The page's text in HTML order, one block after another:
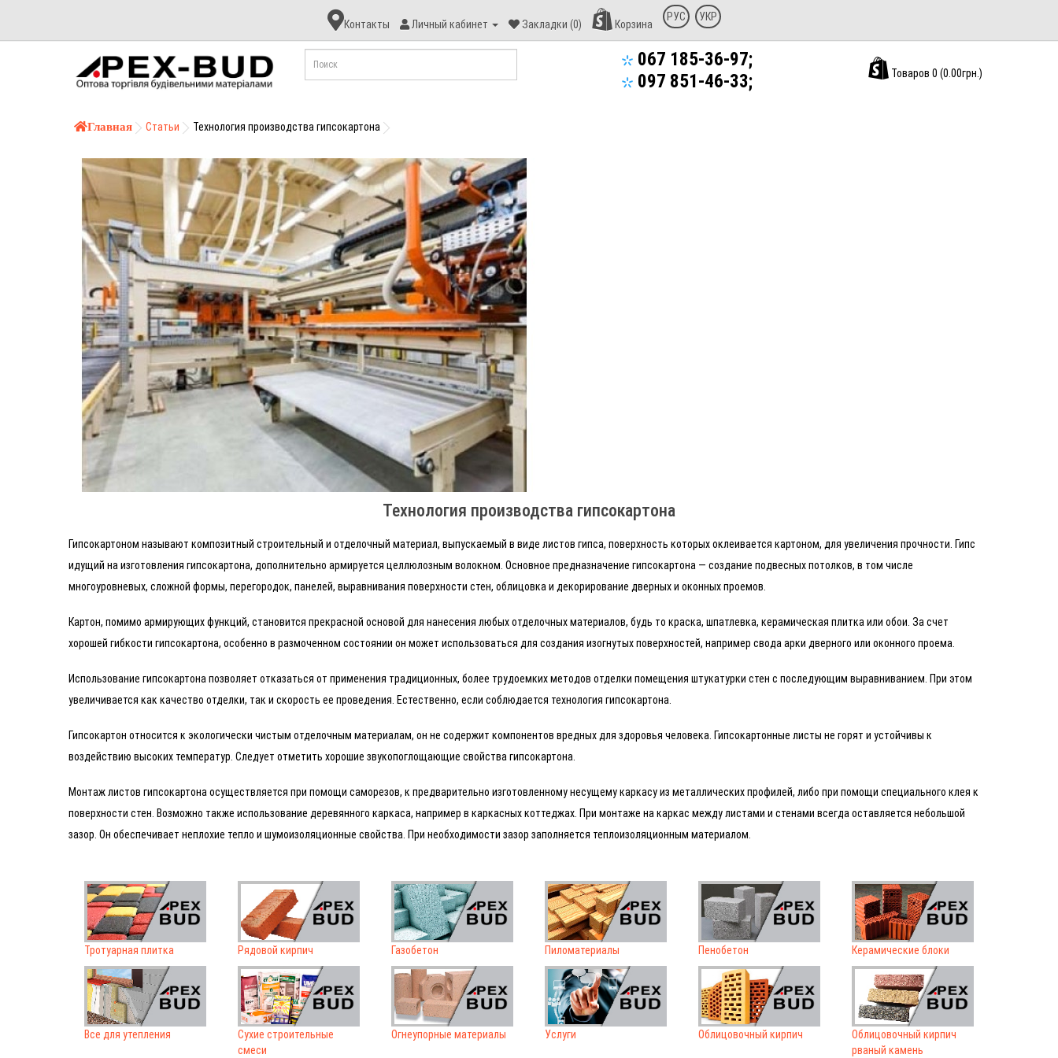
Контакт
Апекс-
Буд
Контакты Личный кабинет Закладки (0) Корзина
РУС УКР
067 185-36-97;
097 851-46-33;
Товаров 0 (0.00грн.)
Главная Статьи Технология производства гипсокартона
Технология производства гипсокартона
Гипсокартоном называют композитный строительный и отделочный материал, выпускаемый в виде листов гипса, поверхность которых оклеивается картоном, для увеличения прочности. Гипс
идущий на изготовления гипсокартона, дополнительно армируется целлюлозным волокном. Основное предназначение гипсокартона — создание подвесных потолков, в том числе
многоуровневых, сложной формы, перегородок, панелей, выравнивания поверхности стен, облицовка и декорирование дверных и оконных проемов.
Картон, помимо армирующих функций, становится прекрасной основой для нанесения любых отделочных материалов, будь то краска, шпатлевка, керамическая плитка или обои. За счет
хорошей гибкости гипсокартона, особенно в размоченном состоянии он может использоваться для создания изогнутых поверхностей, например свода арки дверного или оконного проема.
Использование гипсокартона позволяет отказаться от применения традиционных, более трудоемких методов отделки помещения штукатурки стен с последующим выравниванием. При этом
увеличивается как качество отделки, так и скорость ее проведения. Естественно, если соблюдается технология гипсокартона.
Гипсокартон относится к экологически чистым отделочным материалам, он не содержит компонентов вредных для здоровья человека. Гипсокартонные листы не горят и устойчивы к
воздействию высоких температур. Следует отметить хорошие звукопоглощающие свойства гипсокартона.
Монтаж листов гипсокартона осуществляется при помощи саморезов, к предварительно изготовленному несущему каркасу из металлических профилей, либо при помощи специального клея к
поверхности стен. Возможно также использование деревянного каркаса, например в каркасных коттеджах. При монтаже на каркас между листами и стенами всегда оставляется небольшой
зазор. Он обеспечивает неплохие тепло и шумоизоляционные свойства. При необходимости зазор заполняется теплоизоляционным материалом.
Тротуарная плитка Рядовой кирпич Газобетон Пиломатериалы Пенобетон Керамические блоки
Все для утепления
Сухие строительные
смеси
Огнеупорные материалы Услуги Облицовочный кирпич
Облицовочный кирпич
рваный камень